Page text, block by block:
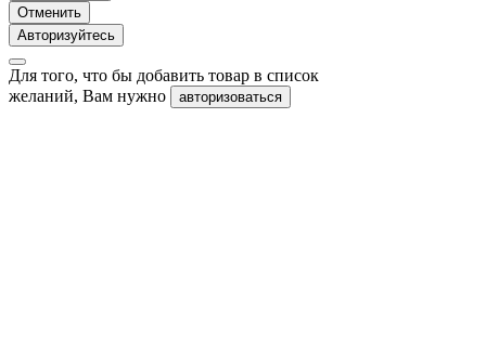
Отменить
Авторизуйтесь
Для того, что бы добавить товар в список
желаний, Вам нужно
авторизоваться